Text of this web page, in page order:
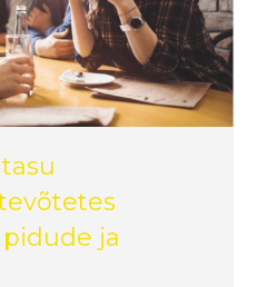
ja